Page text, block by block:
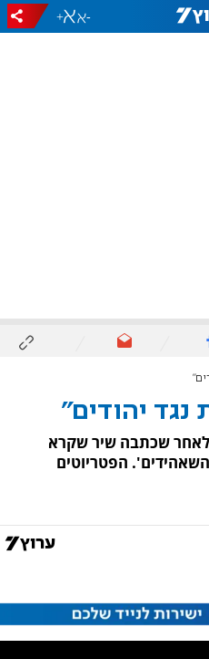
-
+
נגד יהודים"
שכתבה שיר שקרא
הפטריוטים